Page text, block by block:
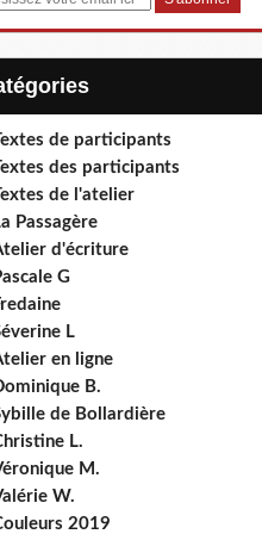
de participants
des participants
de l'atelier
Passagère
d'écriture
G
L
en ligne
B.
de Bollardière
L.
M.
W.
2019